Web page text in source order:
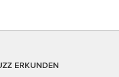
ERKUNDEN